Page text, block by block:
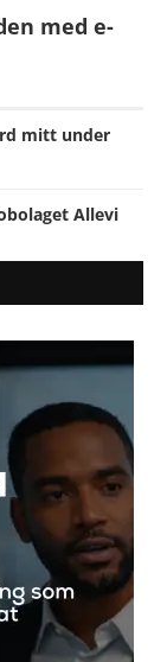
med e-
mitt under
Allevi